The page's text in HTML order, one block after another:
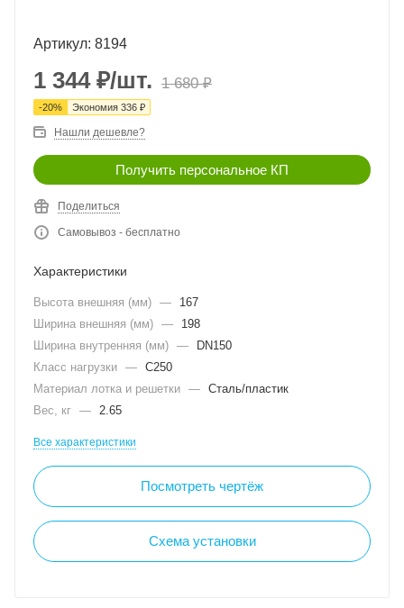
Артикул: 8194
1 344₽/шт. 1 680₽
-20% Экономия 336 ₽
Нашли дешевле?
Получить персональное КП
Поделиться
Самовывоз - бесплатно
Характеристики
Высота внешняя (мм) —
167
Ширина внешняя (мм) —
198
Ширина внутренняя (мм) —
DN150
Класс нагрузки — C250
Материал лотка и решетки — Сталь/пластик
Вес, кг — 2.65
Все характеристики
Посмотреть чертёж
Схема установки